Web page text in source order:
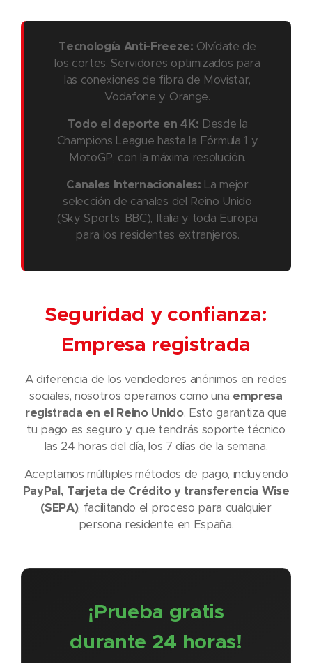
Tecnología Anti-Freeze: Olvídate de
los cortes. Servidores optimizados para
las conexiones de fibra de Movistar,
Vodafone y Orange.
Todo el deporte en 4K: Desde la
Champions League hasta la Fórmula 1 y
MotoGP, con la máxima resolución.
Canales Internacionales: La mejor
selección de canales del Reino Unido
(Sky Sports, BBC), Italia y toda Europa
para los residentes extranjeros.
Seguridad y confianza:
Empresa registrada
A diferencia de los vendedores anónimos en redes
sociales, nosotros operamos como una empresa
registrada en el Reino Unido. Esto garantiza que
tu pago es seguro y que tendrás soporte técnico
las 24 horas del día, los 7 días de la semana.
Aceptamos múltiples métodos de pago, incluyendo
PayPal, Tarjeta de Crédito y transferencia Wise
(SEPA), facilitando el proceso para cualquier
persona residente en España.
¡Prueba gratis
durante 24 horas!